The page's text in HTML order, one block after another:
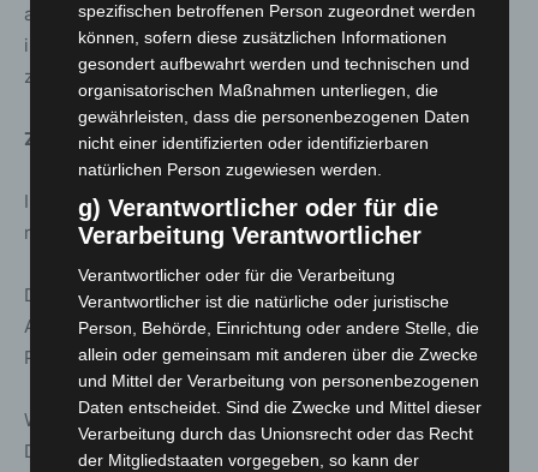
am 28.01.2021 mit fast 9 Millionen Anrufversuchen
insgesamt, davon rund 2.4 Millionen Anrufe in der Zeit
zwischen 8 und 10 Uhr vormittags.
Zugriffszahlen Impfportal:
Insgesamt gab es mit Stand von Anfang Dezember 2022
rund 2 Milliarden Zugriffe auf das Impfportal.
Der Höhepunkt lag am 7. Juni 2021 bei rund 40 Millionen
Aufrufen. An diesem Tag wurde seinerzeit die STIKO-
Priorisierung im Impfportal aufgehoben.
Wichtig: Zugriffe sind nicht gleichzusetzen mit Personen.
Der Aufruf jeder einzelnen Seite des Portals zählt als ein
spezifischen betroffenen Person zugeordnet werden
können, sofern diese zusätzlichen Informationen
gesondert aufbewahrt werden und technischen und
organisatorischen Maßnahmen unterliegen, die
gewährleisten, dass die personenbezogenen Daten
nicht einer identifizierten oder identifizierbaren
natürlichen Person zugewiesen werden.
g) Verantwortlicher oder für die
Verarbeitung Verantwortlicher
Verantwortlicher oder für die Verarbeitung
Verantwortlicher ist die natürliche oder juristische
Person, Behörde, Einrichtung oder andere Stelle, die
allein oder gemeinsam mit anderen über die Zwecke
und Mittel der Verarbeitung von personenbezogenen
Daten entscheidet. Sind die Zwecke und Mittel dieser
Verarbeitung durch das Unionsrecht oder das Recht
der Mitgliedstaaten vorgegeben, so kann der